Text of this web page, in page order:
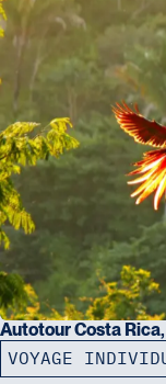
Autotour Costa
VOYAGE